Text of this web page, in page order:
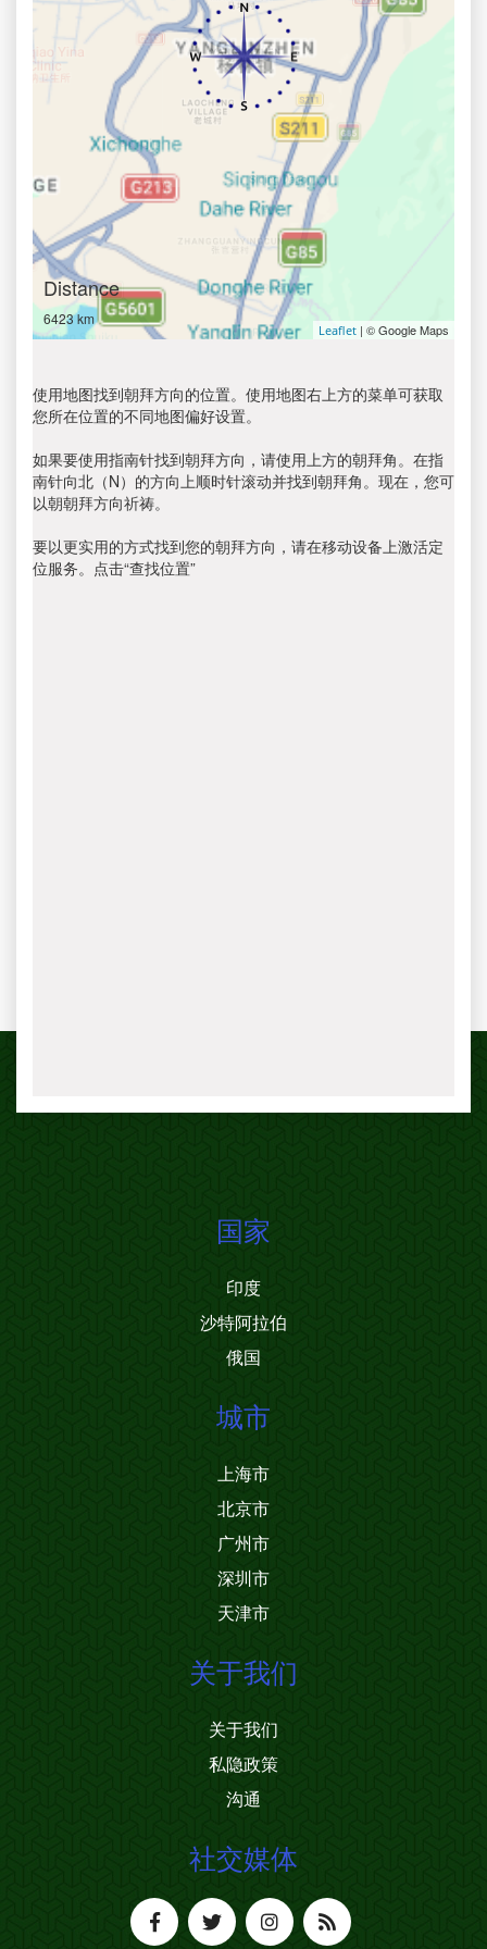
Distance
6423 km
Leaflet | © Google Maps
使用地图找到朝拜方向的位置。使用地图右上方的菜单可获取
您所在位置的不同地图偏好设置。
如果要使用指南针找到朝拜方向，请使用上方的朝拜角。在指
南针向北（N）的方向上顺时针滚动并找到朝拜角。现在，您可
以朝朝拜方向祈祷。
要以更实用的方式找到您的朝拜方向，请在移动设备上激活定
位服务。点击“查找位置”
国家
印度
沙特阿拉伯
俄国
城市
上海市
北京市
广州市
深圳市
天津市
关于我们
关于我们
私隐政策
沟通
社交媒体